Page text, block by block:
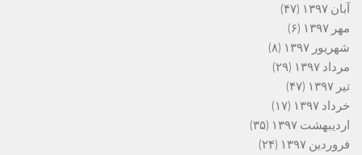
آبان ۱۳۹۷
(۴۷)
مهر ۱۳۹۷
(۶)
شهریور ۱۳۹۷
(۸)
مرداد ۱۳۹۷
(۲۹)
تیر ۱۳۹۷
(۴۷)
خرداد ۱۳۹۷
(۱۷)
اردیبهشت ۱۳۹۷
(۳۵)
فروردین ۱۳۹۷
(۲۴)